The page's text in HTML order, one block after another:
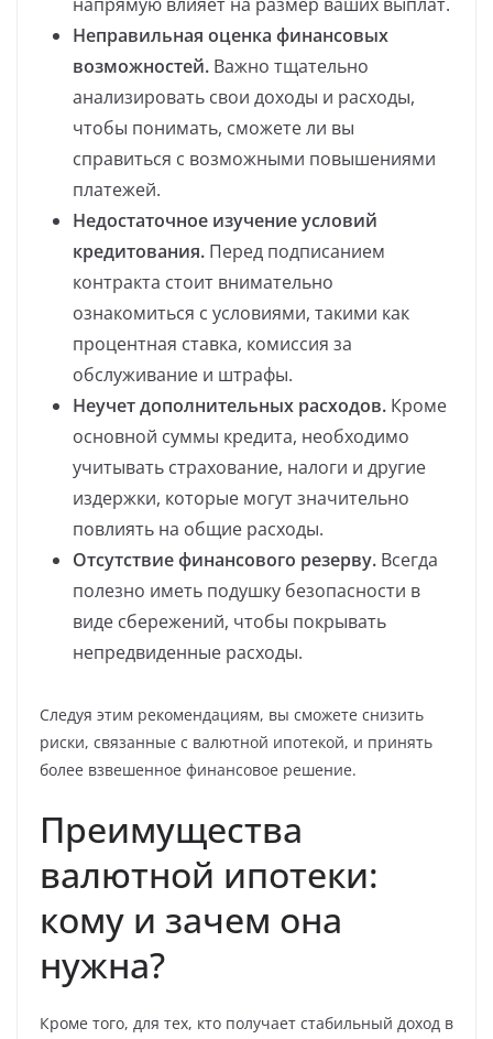
Неправильная оценка финансовых
возможностей. Важно тщательно
анализировать свои доходы и расходы,
чтобы понимать, сможете ли вы
справиться с возможными повышениями
платежей.
Недостаточное изучение условий
кредитования. Перед подписанием
контракта стоит внимательно
ознакомиться с условиями, такими как
процентная ставка, комиссия за
обслуживание и штрафы.
Неучет дополнительных расходов. Кроме
основной суммы кредита, необходимо
учитывать страхование, налоги и другие
издержки, которые могут значительно
повлиять на общие расходы.
Отсутствие финансового резерву. Всегда
полезно иметь подушку безопасности в
виде сбережений, чтобы покрывать
непредвиденные расходы.
Следуя этим рекомендациям, вы сможете снизить
риски, связанные с валютной ипотекой, и принять
более взвешенное финансовое решение.
Преимущества
валютной ипотеки:
кому и зачем она
нужна?
Кроме того, для тех, кто получает стабильный доход в